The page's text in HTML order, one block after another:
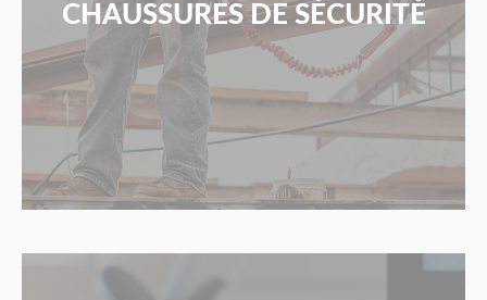
CHAUSSURES DE SÉCURITÉ